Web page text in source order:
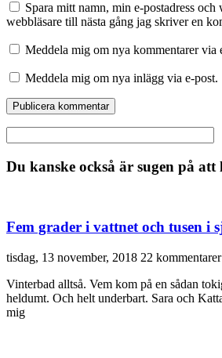
Spara mitt namn, min e-postadress och
webbläsare till nästa gång jag skriver en
Meddela mig om nya kommentarer via
Meddela mig om nya inlägg via e-post.
Du kanske också är sugen på att
Fem grader i vattnet och tusen i
tisdag, 13 november, 2018 22 kommentarer
Vinterbad alltså. Vem kom på en sådan
heldumt. Och helt underbart. Sara och
mig